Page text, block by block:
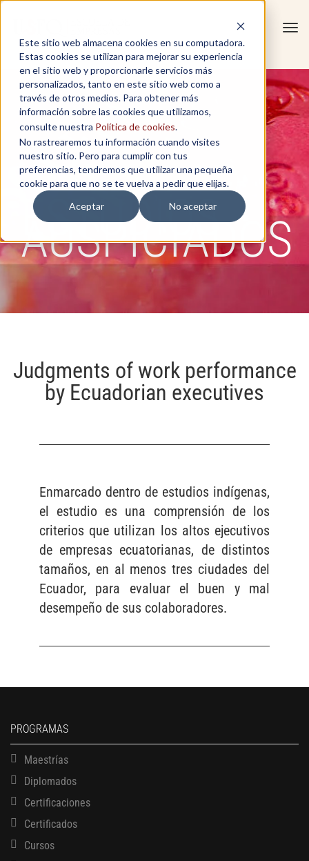
Este sitio web almacena cookies en su computadora.
Estas cookies se utilizan para mejorar su experiencia
en el sitio web y proporcionarle servicios más
personalizados, tanto en este sitio web como a
través de otros medios. Para obtener más
información sobre las cookies que utilizamos,
consulte nuestra Política de cookies.
No rastrearemos tu información cuando visites
nuestro sitio. Pero para cumplir con tus
preferencias, tendremos que utilizar una pequeña
cookie para que no se te vuelva a pedir que elijas.
Aceptar
No aceptar
ESTUDIOS
AUSPICIADOS
Judgments of work performance
by Ecuadorian executives
Enmarcado dentro de estudios indígenas,
el estudio es una comprensión de los
criterios que utilizan los altos ejecutivos
de empresas ecuatorianas, de distintos
tamaños, en al menos tres ciudades del
Ecuador, para evaluar el buen y mal
desempeño de sus colaboradores.
PROGRAMAS
Maestrías
Diplomados
Certificaciones
Certificados
Cursos